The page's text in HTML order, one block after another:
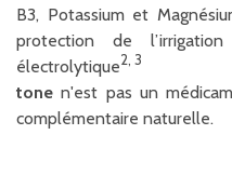
B3, Potassium et
protection de
électrolytique2, 3
tone n'est pas un
complémentaire naturelle.